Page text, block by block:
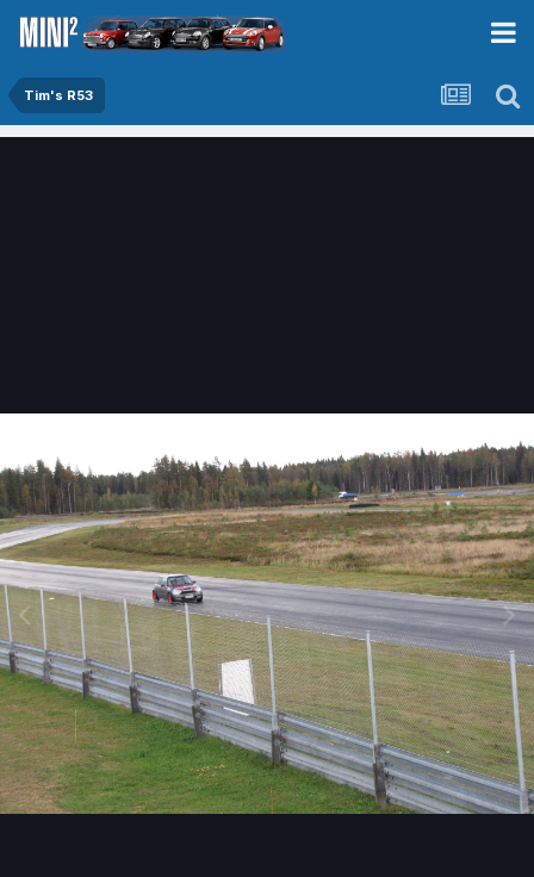
Tim's R53